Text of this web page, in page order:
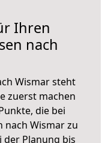
Ihren
nach
Wismar steht
zuerst machen
die bei
nach Wismar zu
der Planung bis